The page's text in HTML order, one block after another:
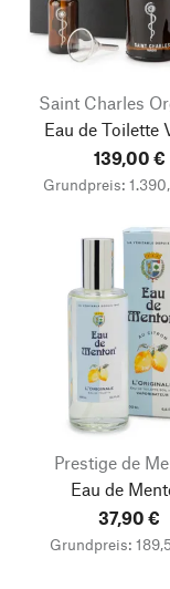
Saint Charles
Eau de Toilette
139,00 €
Grundpreis:
Prestige de
Eau de
37,90 €
Grundpreis: